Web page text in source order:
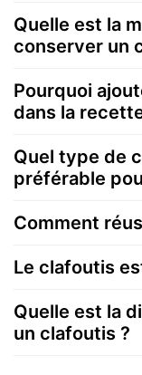
Quelle est la
conserver un
Pourquoi
dans la
Quel type de
préférable
Comment
Le clafoutis
Quelle est la
un clafoutis ?